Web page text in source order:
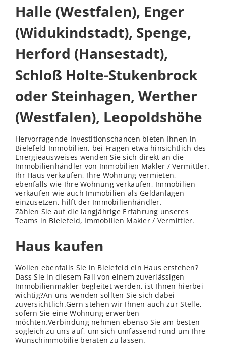
Halle (Westfalen), Enger
(Widukindstadt), Spenge,
Herford (Hansestadt),
Schloß Holte-Stukenbrock
oder Steinhagen, Werther
(Westfalen), Leopoldshöhe
Hervorragende Investitionschancen bieten Ihnen in
Bielefeld Immobilien, bei Fragen etwa hinsichtlich des
Energieausweises wenden Sie sich direkt an die
Immobilienhändler von Immobilien Makler / Vermittler.
Ihr Haus verkaufen, Ihre Wohnung vermieten,
ebenfalls wie Ihre Wohnung verkaufen, Immobilien
verkaufen wie auch Immobilien als Geldanlagen
einzusetzen, hilft der Immobilienhändler.
Zählen Sie auf die langjährige Erfahrung unseres
Teams in Bielefeld, Immobilien Makler / Vermittler.
Haus kaufen
Wollen ebenfalls Sie in Bielefeld ein Haus erstehen?
Dass Sie in diesem Fall von einem zuverlässigen
Immobilienmakler begleitet werden, ist Ihnen hierbei
wichtig?An uns wenden sollten Sie sich dabei
zuversichtlich.Gern stehen wir Ihnen auch zurStelle,
sofern Sie eine Wohnung erwerben
möchten.Verbindung nehmen ebenso Sie am besten
sogleich zu uns auf, um sich umfassend rund um Ihre
Wunschimmobilie beraten zu lassen.